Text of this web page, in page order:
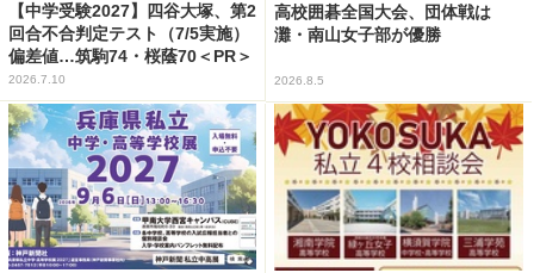
【中学受験2027】四谷大塚、第2
回合不合判定テスト（7/5実施）
偏差値…筑駒74・桜蔭70＜PR＞
2026.7.10
高校囲碁全国大会、団体戦は
灘・南山女子部が優勝
2026.8.5